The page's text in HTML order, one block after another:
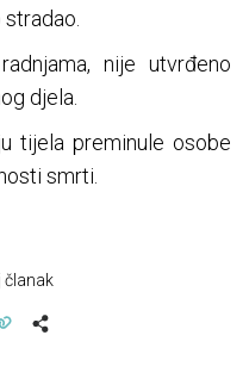
stradao.
nije utvrđeno
djela.
tijela preminule osobe
smrti.
članak